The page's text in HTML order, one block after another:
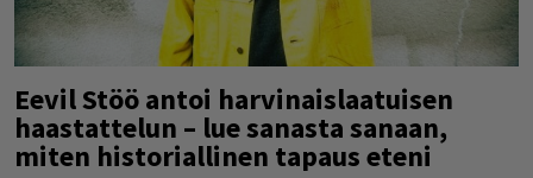
Eevil Stöö antoi harvinaislaatuisen
haastattelun – lue sanasta sanaan,
miten historiallinen tapaus eteni